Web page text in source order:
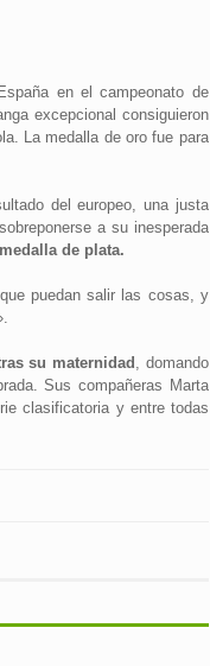
en el campeonato de
excepcional consiguieron
La medalla de oro fue para
del europeo, una justa
a su inesperada
de plata.
puedan salir las cosas, y
su maternidad , domando
Sus compañeras Marta
clasificatoria y entre todas